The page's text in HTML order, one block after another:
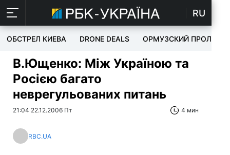
RU
ОБСТРЕЛ КИЕВА DRONE DEALS ОРМУЗСКИЙ ПРОЛИВ
В.Ющенко: Між Україною та
Росією багато
неврегульованих питань
21:04 22.12.2006 Пт 4 мин
RBC.UA